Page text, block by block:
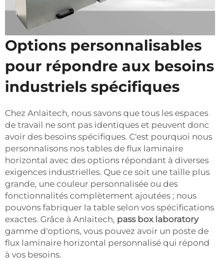
Options personnalisables
pour répondre aux besoins
industriels spécifiques
Chez Anlaitech, nous savons que tous les espaces
de travail ne sont pas identiques et peuvent donc
avoir des besoins spécifiques. C'est pourquoi nous
personnalisons nos tables de flux laminaire
horizontal avec des options répondant à diverses
exigences industrielles. Que ce soit une taille plus
grande, une couleur personnalisée ou des
fonctionnalités complètement ajoutées ; nous
pouvons fabriquer la table selon vos spécifications
exactes. Grâce à Anlaitech, pass box laboratory
gamme d'options, vous pouvez avoir un poste de
flux laminaire horizontal personnalisé qui répond
à vos besoins.